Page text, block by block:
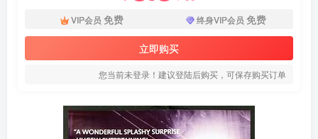
VIP会员 免费 终身VIP会员 免费
立即购买
您当前未登录！建议登陆后购买，可保存购买订单